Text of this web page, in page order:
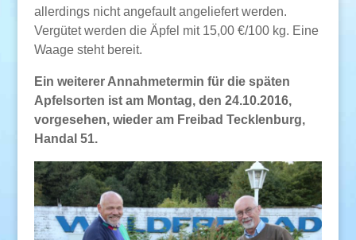
allerdings nicht angefault angeliefert werden.
Vergütet werden die Äpfel mit 15,00 €/100 kg. Eine
Waage steht bereit.
Ein weiterer Annahmetermin für die späten
Apfelsorten ist am Montag, den 24.10.2016,
vorgesehen, wieder am Freibad Tecklenburg,
Handal 51.